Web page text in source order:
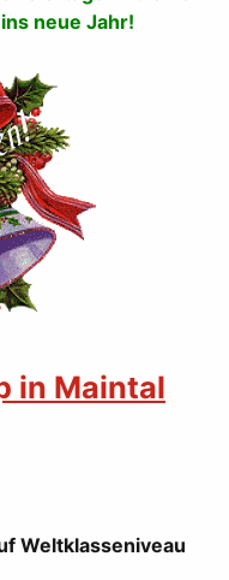
neue Jahr!
in Maintal
Weltklasseniveau